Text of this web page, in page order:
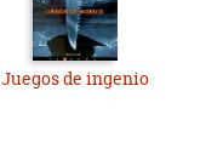
Juegos de ingenio